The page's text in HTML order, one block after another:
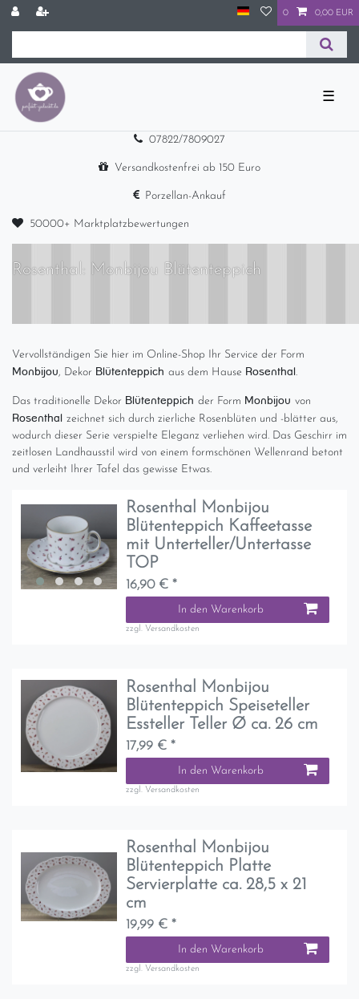
0 0,00 EUR
☰
07822/7809027
Versandkostenfrei ab 150 Euro
Porzellan-Ankauf
50000+ Marktplatzbewertungen
Rosenthal: Monbijou Blütenteppich
Vervollständigen Sie hier im Online-Shop Ihr Service der Form
Monbijou, Dekor Blütenteppich aus dem Hause Rosenthal.
Das traditionelle Dekor Blütenteppich der Form Monbijou von
Rosenthal zeichnet sich durch zierliche Rosenblüten und -blätter aus,
wodurch dieser Serie verspielte Eleganz verliehen wird. Das Geschirr im
zeitlosen Landhausstil wird von einem formschönen Wellenrand betont
und verleiht Ihrer Tafel das gewisse Etwas.
Rosenthal Monbijou
Blütenteppich Kaffeetasse
mit Unterteller/Untertasse
TOP
16,90 € *
In den Warenkorb
zzgl. Versandkosten
Rosenthal Monbijou
Blütenteppich Speiseteller
Essteller Teller Ø ca. 26 cm
17,99 € *
In den Warenkorb
zzgl. Versandkosten
Rosenthal Monbijou
Blütenteppich Platte
Servierplatte ca. 28,5 x 21
cm
19,99 € *
In den Warenkorb
zzgl. Versandkosten